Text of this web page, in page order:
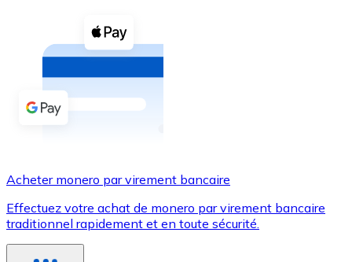
Coupons crypto
Achetez des cryptomonnaies en espèces et d'autres
Acheter avec espèces
Virement SEPA
Utilisez les cartes Visa et Mastercard pour acheter
Acheter avec carte
Acheter monero par virement bancaire
Effectuez votre achat de monero par virement bancaire
traditionnel rapidement et en toute sécurité.